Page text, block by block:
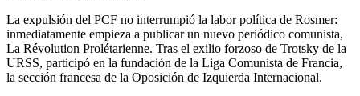
La expulsión del PCF no interrumpió la labor política de Rosmer:
inmediatamente empieza a publicar un nuevo periódico comunista,
La Révolution Prolétarienne. Tras el exilio forzoso de Trotsky de la
URSS, participó en la fundación de la Liga Comunista de Francia,
la sección francesa de la Oposición de Izquierda Internacional.